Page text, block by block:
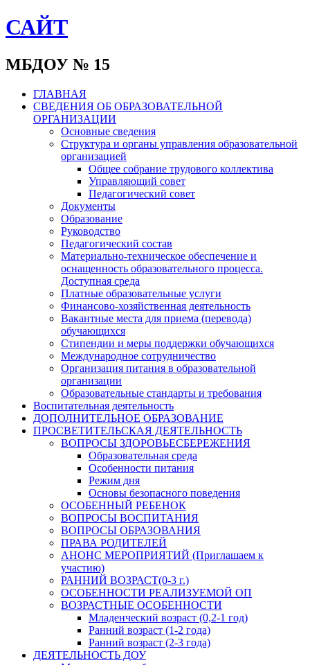
САЙТ
МБДОУ № 15
ГЛАВНАЯ
СВЕДЕНИЯ ОБ ОБРАЗОВАТЕЛЬНОЙ
ОРГАНИЗАЦИИ
Основные сведения
Структура и органы управления образовательной
организацией
Общее собрание трудового коллектива
Управляющий совет
Педагогический совет
Документы
Образование
Руководство
Педагогический состав
Материально-техническое обеспечение и
оснащенность образовательного процесса.
Доступная среда
Платные образовательные услуги
Финансово-хозяйственная деятельность
Вакантные места для приема (перевода)
обучающихся
Стипендии и меры поддержки обучающихся
Международное сотрудничество
Организация питания в образовательной
организации
Образовательные стандарты и требования
Воспитательная деятельность
ДОПОЛНИТЕЛЬНОЕ ОБРАЗОВАНИЕ
ПРОСВЕТИТЕЛЬСКАЯ ДЕЯТЕЛЬНОСТЬ
ВОПРОСЫ ЗДОРОВЬЕСБЕРЕЖЕНИЯ
Образовательная среда
Особенности питания
Режим дня
Основы безопасного поведения
ОСОБЕННЫЙ РЕБЕНОК
ВОПРОСЫ ВОСПИТАНИЯ
ВОПРОСЫ ОБРАЗОВАНИЯ
ПРАВА РОДИТЕЛЕЙ
АНОНС МЕРОПРИЯТИЙ (Приглашаем к
участию)
РАННИЙ ВОЗРАСТ(0-3 г.)
ОСОБЕННОСТИ РЕАЛИЗУЕМОЙ ОП
ВОЗРАСТНЫЕ ОСОБЕННОСТИ
Младенческий возраст (0,2-1 год)
Ранний возраст (1-2 года)
Ранний возраст (2-3 года)
ДЕЯТЕЛЬНОСТЬ ДОУ